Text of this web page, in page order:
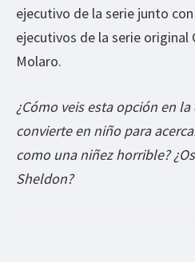
ejecutivo de la serie junto
ejecutivos de la serie original
Molaro.
¿Cómo veis esta opción en
convierte en niño para
como una niñez horrible?
Sheldon?